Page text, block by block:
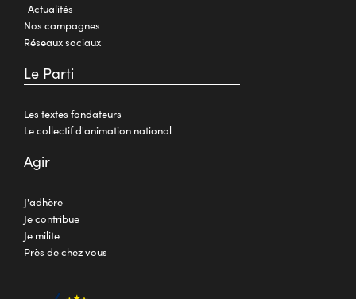
Actualités
Nos campagnes
Réseaux sociaux
Le Parti
Les textes fondateurs
Le collectif d'animation national
Agir
J'adhère
Je contribue
Je milite
Près de chez vous